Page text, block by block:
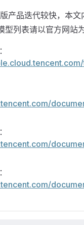
产品迭代较快，本
型列表请以官方网站为